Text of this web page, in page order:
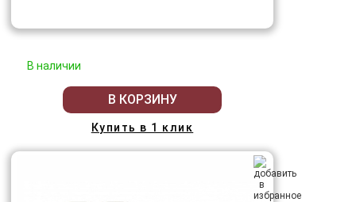
В наличии
В КОРЗИНУ
Купить в 1 клик